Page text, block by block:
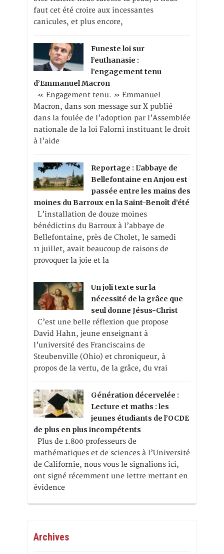
faut cet été croire aux incessantes
canicules, et plus encore,
Funeste loi sur
l’euthanasie :
l’engagement tenu
d’Emmanuel Macron
« Engagement tenu. » Emmanuel
Macron, dans son message sur X publié
dans la foulée de l’adoption par l’Assemblée
nationale de la loi Falorni instituant le droit
à l’aide
Reportage : L’abbaye de
Bellefontaine en Anjou est
passée entre les mains des
moines du Barroux en la Saint-Benoît d’été
L’installation de douze moines
bénédictins du Barroux à l’abbaye de
Bellefontaine, près de Cholet, le samedi
11 juillet, avait beaucoup de raisons de
provoquer la joie et la
Un joli texte sur la
nécessité de la grâce que
seul donne Jésus-Christ
C’est une belle réflexion que propose
David Hahn, jeune enseignant à
l’université des Franciscains de
Steubenville (Ohio) et chroniqueur, à
propos de la vertu, de la grâce, du vrai
Génération décervelée :
Lecture et maths : les
jeunes étudiants de l’OCDE
de plus en plus incompétents
Plus de 1.800 professeurs de
mathématiques et de sciences à l’Université
de Californie, nous vous le signalions ici,
ont signé récemment une lettre mettant en
évidence
Archives